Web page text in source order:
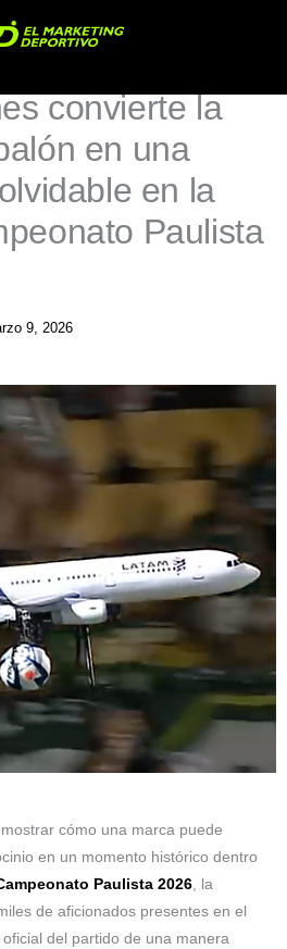
convierte la
en una
en la
Paulista
9, 2026
cómo una marca puede
en un momento histórico dentro
Paulista 2026, la
de aficionados presentes en el
del partido de una manera